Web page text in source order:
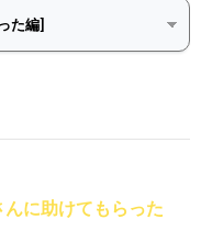
に助けてもらった